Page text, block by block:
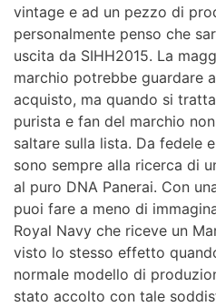
vintage e ad un pezzo di
personalmente penso che
uscita da SIHH2015. La
marchio potrebbe guardare
acquisto, ma quando si
purista e fan del marchio
saltare sulla lista. Da fedele
sono sempre alla ricerca di
al puro DNA Panerai. Con
puoi fare a meno di
Royal Navy che riceve un
visto lo stesso effetto
normale modello di
stato accolto con tale